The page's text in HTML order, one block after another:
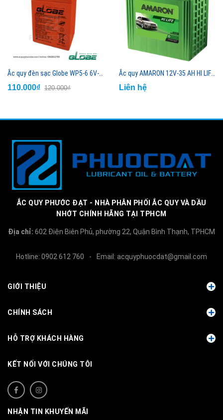
110.000₫ 120.000₫ Liên hệ
ẮC QUY PHƯỚC ĐẠT - NHÀ PHÂN PHỐI ẮC QUY VÀ DẦU
NHỚT CHÍNH HÃNG TẠI TPHCM
Địa chỉ: 602 Điện Biên Phủ, phường 22, Quận Bình Thạnh, TPHCM
Hotline: 0902 612 760 - Email: acquyphuocdat@gmail.com
GIỚI THIỆU
CHÍNH SÁCH
HỖ TRỢ KHÁCH HÀNG
KẾT NỐI VỚI CHÚNG TÔI
NHẬN TIN KHUYẾN MÃI